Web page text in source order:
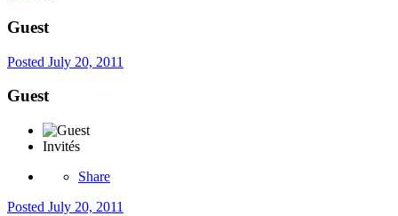
Guest
Posted July 20, 2011
Guest
Invités
Share
Posted July 20, 2011